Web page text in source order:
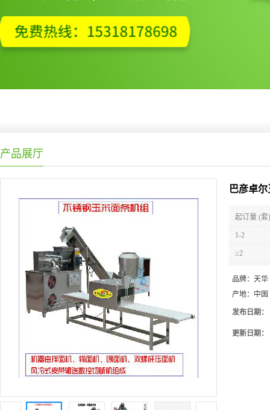
产品展厅
巴彦卓
起订量 (套)
1-2
≥2
品牌： 天华
产地： 中国
发布日期：
更新日期：